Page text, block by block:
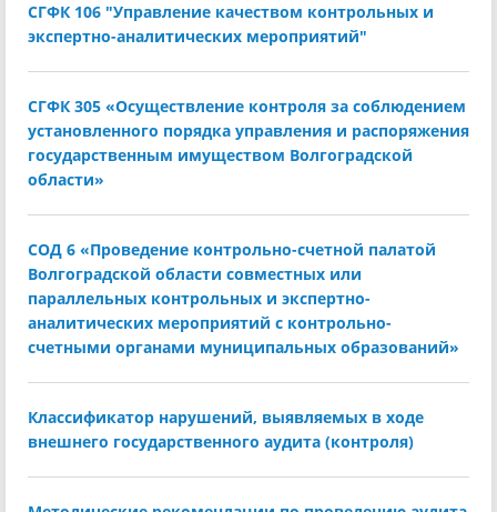
СГФК 106 "Управление качеством контрольных и
экспертно-аналитических мероприятий"
СГФК 305 «Осуществление контроля за соблюдением
установленного порядка управления и распоряжения
государственным имуществом Волгоградской
области»
СОД 6 «Проведение контрольно-счетной палатой
Волгоградской области совместных или
параллельных контрольных и экспертно-
аналитических мероприятий с контрольно-
счетными органами муниципальных образований»
Классификатор нарушений, выявляемых в ходе
внешнего государственного аудита (контроля)